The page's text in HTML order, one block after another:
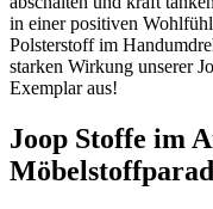
in einer positiven
Polsterstoff im
starken Wirkung unserer
Exemplar aus!
Joop Stoffe im